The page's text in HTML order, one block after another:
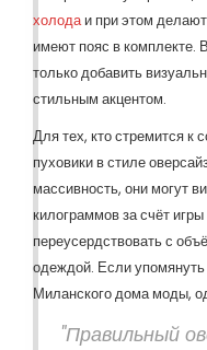
холодаи при этом
имеют пояс в комплекте.
только добавить
стильным акцентом.
Для тех, кто стремится
пуховики в стиле
массивность, они могут
килограммов за счёт
переусердствовать с
одеждой. Если упомянуть
Миланского дома моды,
"Правильный